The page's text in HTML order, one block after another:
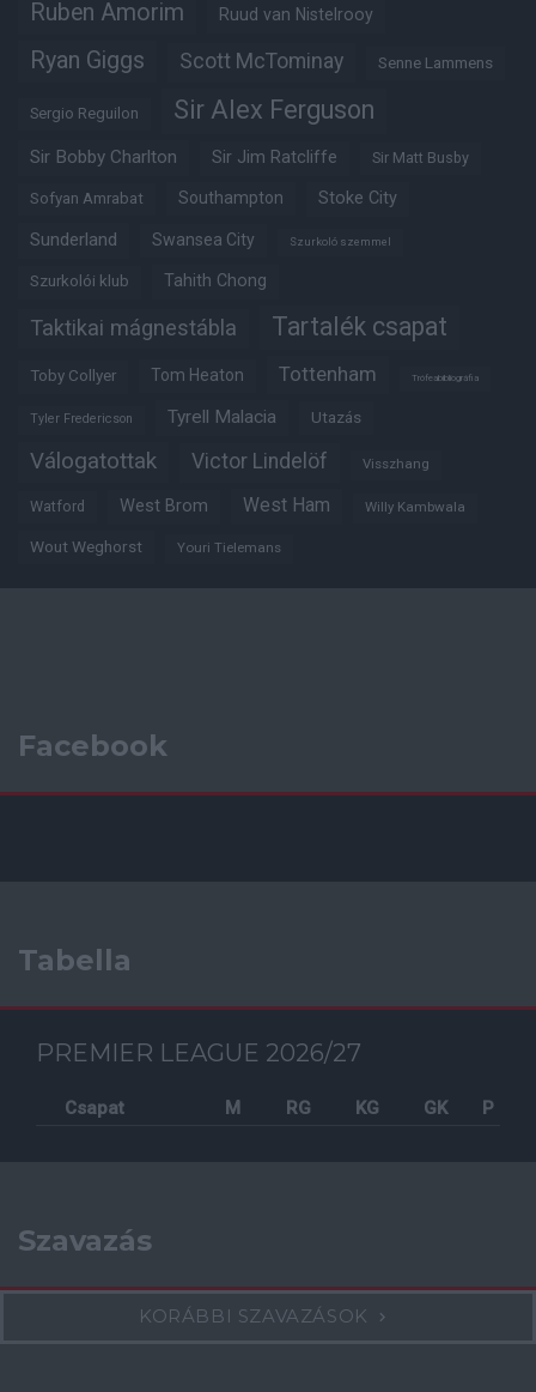
Ruben Amorim Ruud van Nistelrooy
Ryan Giggs Scott McTominay Senne Lammens
Sergio Reguilon Sir Alex Ferguson
Sir Bobby Charlton Sir Jim Ratcliffe Sir Matt Busby
Sofyan Amrabat Southampton Stoke City
Sunderland Swansea City Szurkoló szemmel
Szurkolói klub Tahith Chong
Taktikai mágnestábla Tartalék csapat
Toby Collyer Tom Heaton Tottenham Trófeabibliográfia
Tyler Fredericson Tyrell Malacia Utazás
Válogatottak Victor Lindelöf Visszhang
Watford West Brom West Ham Willy Kambwala
Wout Weghorst Youri Tielemans